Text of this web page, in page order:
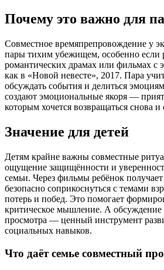
Почему это важно для
Совместное времяпрепровождение у
пары тихим убежищем, особенно если
романтических драмах или фильмах с
как в «Новой невесте», 2017. Пара
обсуждать события и делиться
создают эмоциональные якоря —
которым хочется возвращаться снова и
Значение для детей
Детям крайне важны совместные
ощущение защищённости и
семьи. Через фильмы ребёнок
безопасно соприкоснуться с темами
потерь и побед. Это помогает
критическое мышление. А обсуждение
просмотра — ценный инструмент
социальных навыков.
Что даёт семье совместный